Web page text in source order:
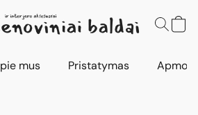
mus Pristatymas